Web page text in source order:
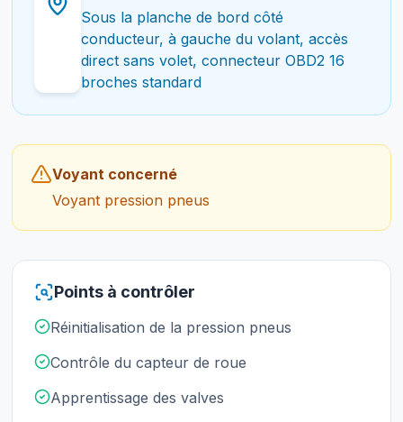
Sous la planche de bord côté
conducteur, à gauche du volant, accès
direct sans volet, connecteur OBD2 16
broches standard
Voyant concerné
Voyant pression pneus
Points à contrôler
Réinitialisation de la pression pneus
Contrôle du capteur de roue
Apprentissage des valves